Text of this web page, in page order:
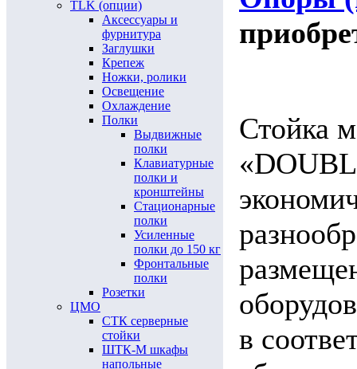
TLK (опции)
Аксессуары и
фурнитура
Заглушки
Крепеж
Ножки, ролики
Освещение
Охлаждение
Полки
Выдвижные
полки
Клавиатурные
полки и
кронштейны
Стационарные
полки
Усиленные
полки до 150 кг
Фронтальные
полки
Розетки
ЦМО
СТК серверные
стойки
ШТК-М шкафы
напольные
Стойка
в